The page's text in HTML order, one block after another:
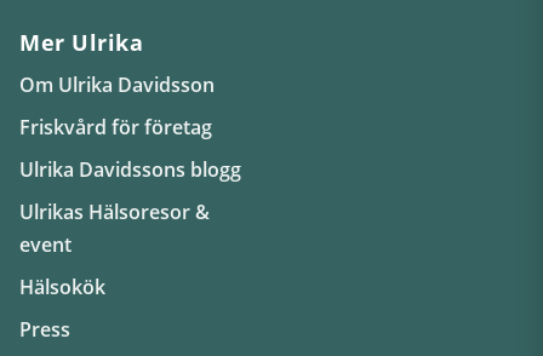
Mer Ulrika
Om Ulrika Davidsson
Friskvård för företag
Ulrika Davidssons blogg
Ulrikas Hälsoresor &
event
Hälsokök
Press